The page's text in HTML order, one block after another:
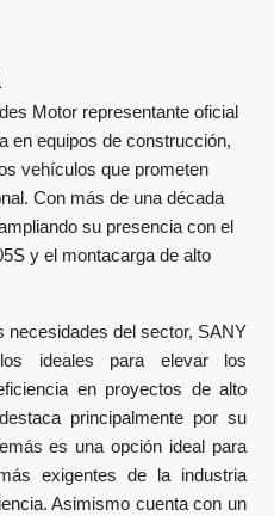
Motor representante oficial
en equipos de construcción,
vehículos que prometen
Con más de una década
su presencia con el
y el montacarga de alto
necesidades del sector, SANY
ideales para elevar los
en proyectos de alto
principalmente por su
es una opción ideal para
exigentes de la industria
Asimismo cuenta con un